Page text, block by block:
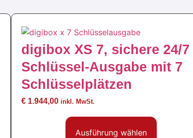
digibox XS 7, sichere 24/7
Schlüssel-Ausgabe mit 7
Schlüsselplätzen
€ 1.944,00 inkl. MwSt.
Ausführung wählen